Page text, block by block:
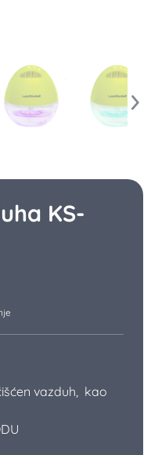
vazduh, kao